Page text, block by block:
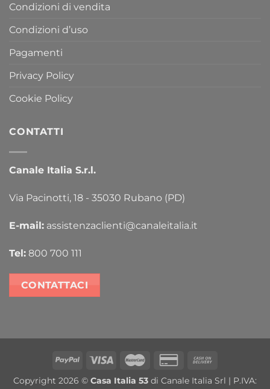
Condizioni di vendita
Condizioni d’uso
Pagamenti
Privacy Policy
Cookie Policy
CONTATTI
Canale Italia S.r.l.
Via Pacinotti, 18 - 35030 Rubano (PD)
E-mail: assistenzaclienti@canaleitalia.it
Tel: 800 700 111
CONTATTACI
PayPal Visa MasterCardCredit
2
Delivery
Copyright 2026 © Casa Italia 53 di Canale Italia Srl | P.IVA: